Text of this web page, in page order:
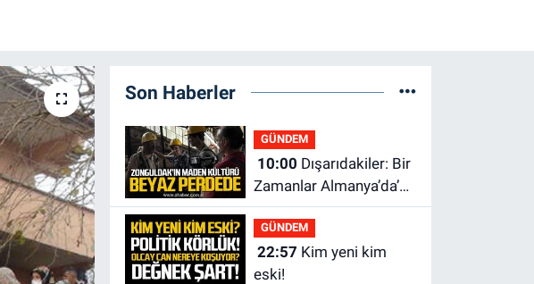
Son Haberler
GÜNDEM
10:00
Zamanlar Almanya’da’
21 Ağustos’ta vizyonda.
GÜNDEM
22:57
eski!